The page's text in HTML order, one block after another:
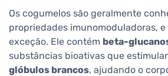
Os cogumelos são geralmente
propriedades imunomoduladoras,
exceção. Ele contém beta-
substâncias bioativas que
glóbulos brancos, ajudando o